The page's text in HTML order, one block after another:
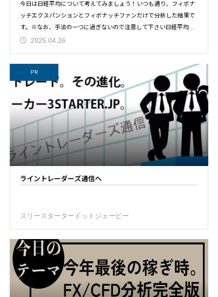
今日は日経平均について考えてみましょう！いつも通り、フィボナ
ッチエクスパンションとフィボナッチファンだけで分析した結果で
す。※なお、手法の一つに過ぎないので注意して下さい日経平均の
ポ
2025.04.26
PR
ライントレーダーズ通信へ
スリースタータードットジェーピー